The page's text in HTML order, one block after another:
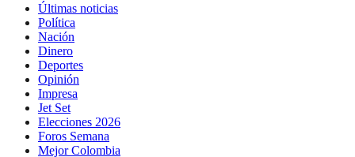
Últimas noticias
Política
Nación
Dinero
Deportes
Opinión
Impresa
Jet Set
Elecciones 2026
Foros Semana
Mejor Colombia